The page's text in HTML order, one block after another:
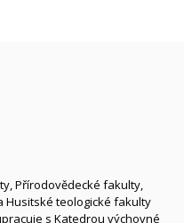
Přírodovědecké fakulty,
Husitské teologické fakulty
s Katedrou výchovné